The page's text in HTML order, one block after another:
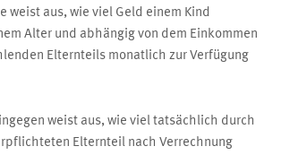
weist aus, wie viel Geld einem Kind
Alter und abhängig von dem Einkommen
Elternteils monatlich zur Verfügung
weist aus, wie viel tatsächlich durch
Elternteil nach Verrechnung